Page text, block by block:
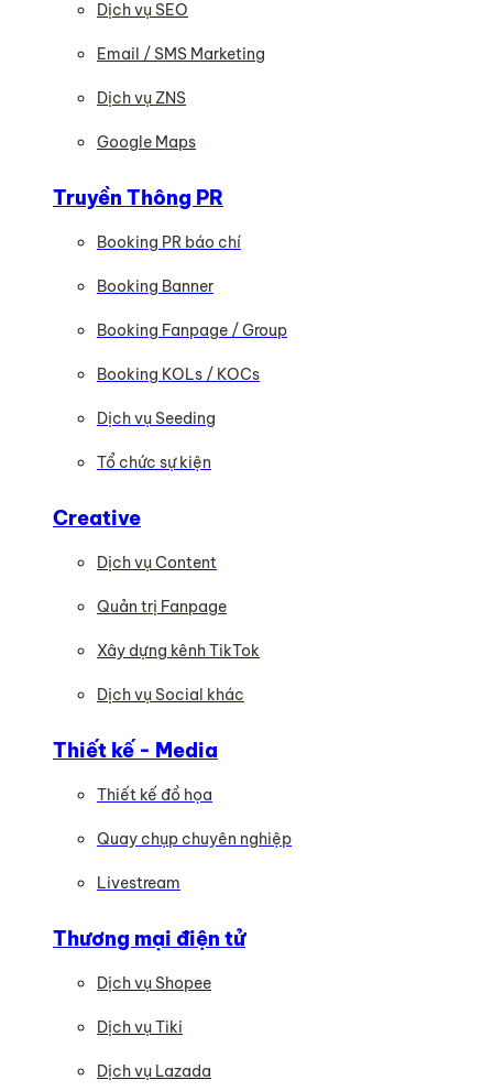
Dịch vụ SEO
Email / SMS Marketing
Dịch vụ ZNS
Google Maps
Truyền Thông PR
Booking PR báo chí
Booking Banner
Booking Fanpage / Group
Booking KOLs / KOCs
Dịch vụ Seeding
Tổ chức sự kiện
Creative
Dịch vụ Content
Quản trị Fanpage
Xây dựng kênh TikTok
Dịch vụ Social khác
Thiết kế - Media
Thiết kế đồ họa
Quay chụp chuyên nghiệp
Livestream
Thương mại điện tử
Dịch vụ Shopee
Dịch vụ Tiki
Dịch vụ Lazada